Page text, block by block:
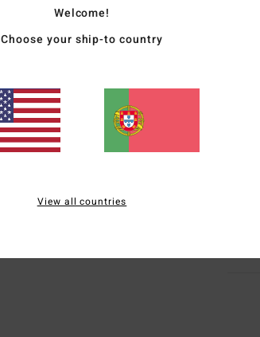
Welcome!
Choose your ship-to country
View all countries